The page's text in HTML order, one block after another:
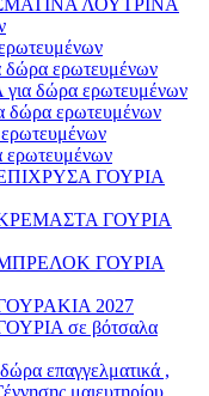
ΛΟΥΤΡΙΝΑ
ερωτευμένων
δώρα ερωτευμένων
ερωτευμένων
ΓΟΥΡΙΑ
ΓΟΥΡΙΑ
ΓΟΥΡΙΑ
2027
σε βότσαλα
επαγγελματικά ,
μαιευτηρίου